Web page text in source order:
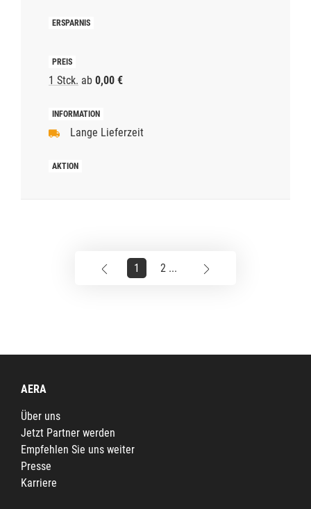
1 Stck. ab 0,00 €
Lange Lieferzeit
1 2 ...
AERA
Über uns
Jetzt Partner werden
Empfehlen Sie uns weiter
Presse
Karriere